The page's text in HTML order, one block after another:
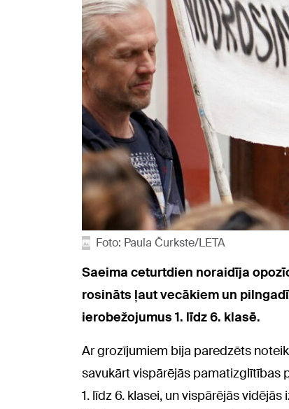
Foto: Paula Čurkste/LETA
Saeima ceturtdien noraidīja
rosināts ļaut vecākiem un
ierobežojumus 1. līdz 6. klasē.
Ar grozījumiem bija paredzēts
savukārt vispārējās
1. līdz 6. klasei, un vispārējās